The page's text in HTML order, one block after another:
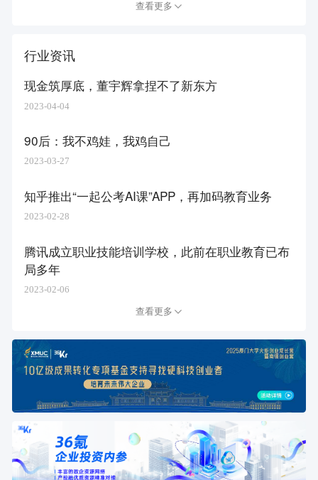
查看更多
行业资讯
现金筑厚底，董宇辉拿捏不了新东方
2023-04-04
90后：我不鸡娃，我鸡自己
2023-03-27
知乎推出“一起公考AI课”APP，再加码教育业务
2023-02-28
腾讯成立职业技能培训学校，此前在职业教育已布
局多年
2023-02-06
查看更多